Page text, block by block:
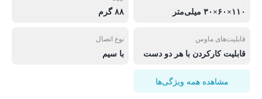
۱۱۰×۶۰×۳۰ میلی‌متر ۸۸ گرم
قابلیت‌های ماوس
قابلیت کارکردن با هر دو دست
نوع اتصال
با سیم
مشاهده همه ویژگی‌ها